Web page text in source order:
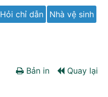
Hỏi chỉ dẫn
Nhà vệ sinh
Bản in Quay lại